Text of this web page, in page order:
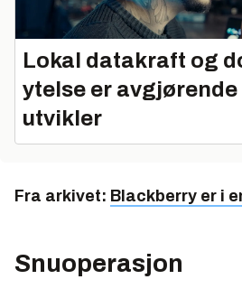
Lokal datakraft og
ytelse er avgjørende
utvikler
Fra arkivet: Blackberry er i
Snuoperasjon